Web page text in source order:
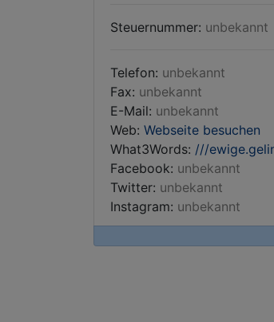
Steuernummer: unbekannt
Telefon: unbekannt
Fax: unbekannt
E-Mail: unbekannt
Web: Webseite besuchen
What3Words: ///
Facebook: unbekannt
Twitter: unbekannt
Instagram: unbekannt